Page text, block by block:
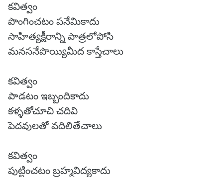
కవిత్వం
పొంగించటం పనేమికాదు
సాహిత్యక్షీరాన్ని పాత్రలోపోసి
మనసనేపొయ్యిమీద కాస్తేచాలు
కవిత్వం
పాడటం ఇబ్బందికాదు
కళ్ళతోచూచి చదివి
పెదవులతో వదిలితేచాలు
కవిత్వం
పుట్టించటం బ్రహ్మవిద్యకాదు